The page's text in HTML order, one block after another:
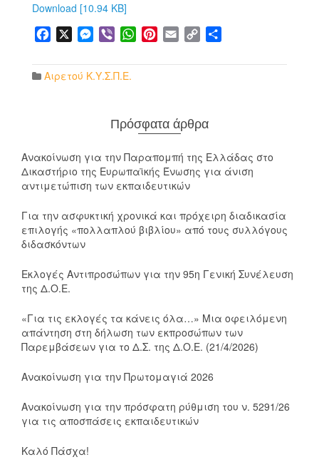
Download [10.94 KB]
Facebook Messenger
Viber WhatsApp
Pinterest
Email Copy
Αιρετού Κ.Υ.Σ.Π.Ε.
Πρόσφατα άρθρα
Ανακοίνωση για την Παραπομπή της Ελλάδας στο
Δικαστήριο της Ευρωπαϊκής Ένωσης για άνιση
αντιμετώπιση των εκπαιδευτικών
Για την ασφυκτική χρονικά και πρόχειρη διαδικασία
επιλογής «πολλαπλού βιβλίου» από τους συλλόγους
διδασκόντων
Εκλογές Αντιπροσώπων για την 95η Γενική Συνέλευση
της Δ.Ο.Ε.
«Για τις εκλογές τα κάνεις όλα…» Μια οφειλόμενη
απάντηση στη δήλωση των εκπροσώπων των
Παρεμβάσεων για το Δ.Σ. της Δ.Ο.Ε. (21/4/2026)
Ανακοίνωση για την Πρωτομαγιά 2026
Ανακοίνωση για την πρόσφατη ρύθμιση του ν. 5291/26
για τις αποσπάσεις εκπαιδευτικών
Καλό Πάσχα!